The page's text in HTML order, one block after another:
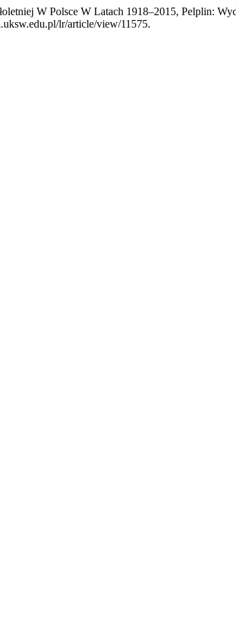
W Polsce W Latach 1918–2015, Pelplin:
lr/article/view/11575.